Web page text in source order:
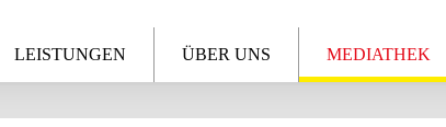
LEISTUNGEN ÜBER UNS MEDIATHEK